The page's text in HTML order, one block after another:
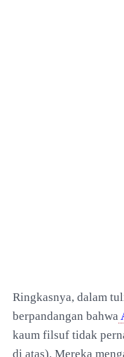
Ringkasnya, dalam
berpandangan bahwa
kaum filsuf tidak
di atas). Mereka